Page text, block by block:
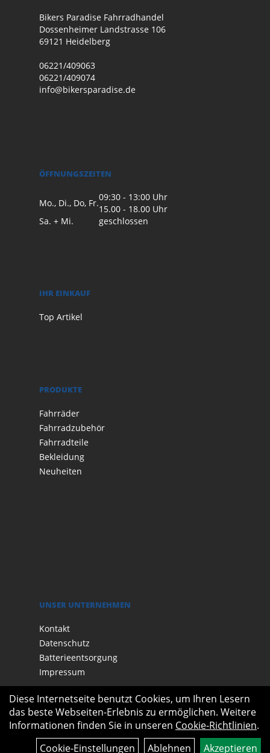
Bikers Paradise Fahrradhandel
Dossenheimer Landstrasse 106
69121 Heidelberg
06221/409063
06221/409074
info@bikersparadise.de
ÖFFNUNGSZEITEN
Mo., Di., Do, Fr.
09:30 - 13:00 Uhr
15.00 - 18.00 Uhr
Sa. + Mi.
geschlossen
IHR EINKAUF
Top Artikel
PRODUKTE
Fahrräder
Fahrradzubehör
Fahrradteile
Bekleidung
Neuheiten
UNSER UNTERNEHMEN
Kontakt
Datenschutz
Batterieentsorgung
Impressum
Diese Internetseite benutzt Cookies, um Ihren Lesern
das beste Webseiten-Erlebnis zu ermöglichen. Weitere
Informationen finden Sie in unseren Cookie-Richtlinien.
Cookie-Einstellungen
Ablehnen Akzeptieren